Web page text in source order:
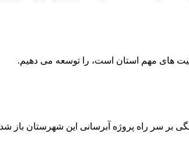
های مهم استان است، را توسعه می دهیم.
بر سر راه پروژه آبرسانی این شهرستان باز